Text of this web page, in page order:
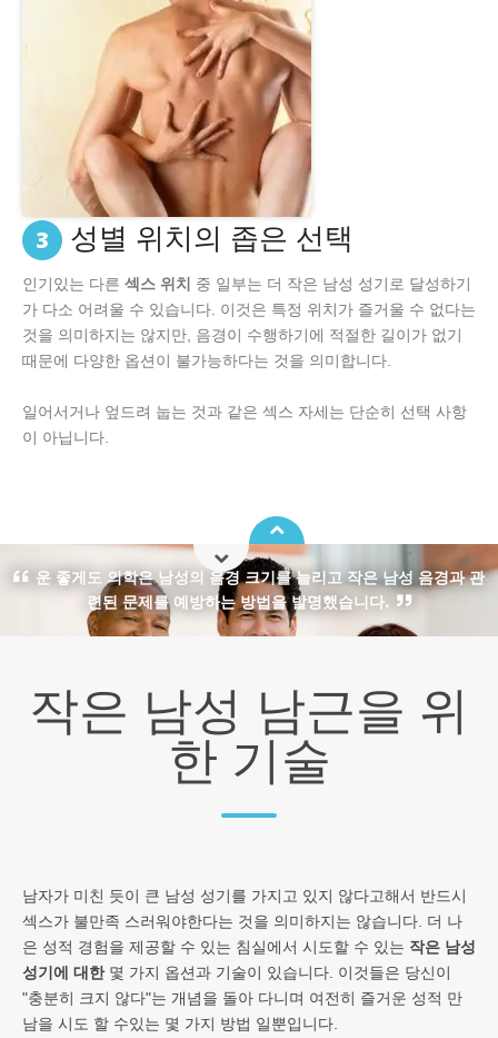
3 성별 위치의 좁은 선택
인기있는 다른 섹스 위치 중 일부는 더 작은 남성 성기로 달성하기
가 다소 어려울 수 있습니다. 이것은 특정 위치가 즐거울 수 없다는
것을 의미하지는 않지만, 음경이 수행하기에 적절한 길이가 없기
때문에 다양한 옵션이 불가능하다는 것을 의미합니다.
일어서거나 엎드려 눕는 것과 같은 섹스 자세는 단순히 선택 사항
이 아닙니다.
운 좋게도 의학은 남성의 음경 크기를 늘리고 작은 남성 음경과 관
련된 문제를 예방하는 방법을 발명했습니다.
작은 남성 남근을 위
한 기술
남자가 미친 듯이 큰 남성 성기를 가지고 있지 않다고해서 반드시
섹스가 불만족 스러워야한다는 것을 의미하지는 않습니다. 더 나
은 성적 경험을 제공할 수 있는 침실에서 시도할 수 있는 작은 남성
성기에 대한몇 가지 옵션과 기술이 있습니다. 이것들은 당신이
"충분히 크지 않다"는 개념을 돌아 다니며 여전히 즐거운 성적 만
남을 시도 할 수있는 몇 가지 방법 일뿐입니다.